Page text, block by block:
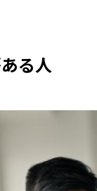
る人